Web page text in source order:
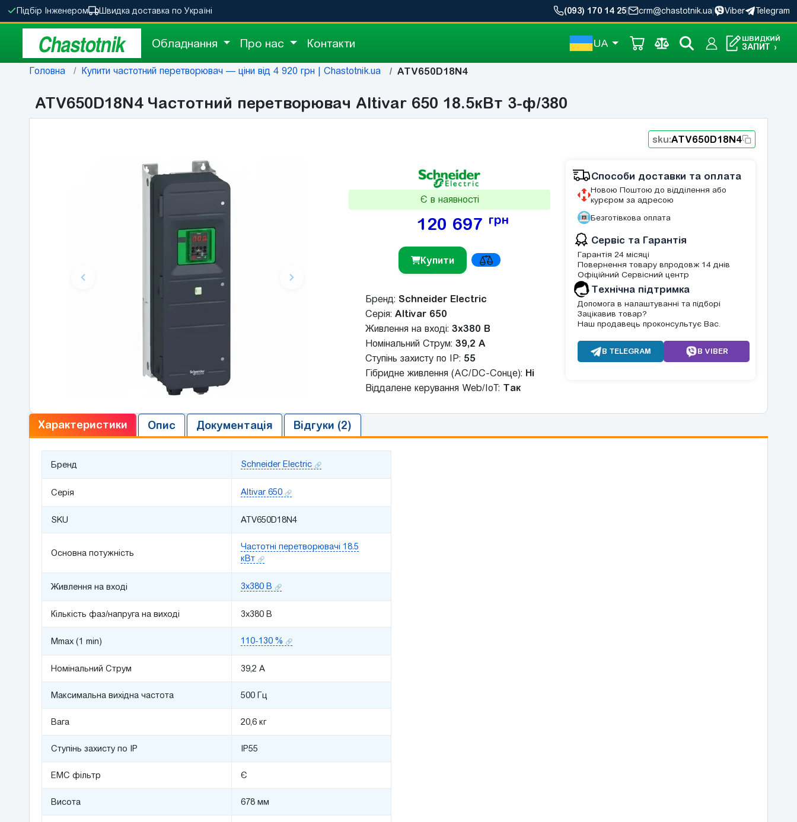
Підбір Інженером Швидка доставка по Україні (093) 170 14 25 crm@chastotnik.ua Viber Telegram
Chastotnik Обладнання Про нас Контакти UA ШВИДКИЙ
ЗАПИТ ›
Головна Купити частотний перетворювач — ціни від 4 920 грн | Chastotnik.ua ATV650D18N4
ATV650D18N4 Частотний перетворювач Altivar 650 18.5кВт 3-ф/380
sku:ATV650D18N4
Є в наявності
120 697 грн
Купити
Бренд: Schneider Electric
Серія: Altivar 650
Живлення на вході: 3x380 В
Номінальний Струм: 39,2 A
Ступінь захисту по IP: 55
Гібридне живлення (AC/DC-Сонце): Ні
Віддалене керування Web/IoT: Так
Способи доставки та оплата
Новою Поштою до відділення або
курєром за адресою
Безготівкова оплата
Сервіс та Гарантія
Гарантія 24 місяці
Повернення товару впродовж 14 днів
Офіційний Сервісний центр
Tехнічна підтримка
Допомога в налаштуванні та підборі
Зацікавив товар?
Наш продавець проконсультує Вас.
В TELEGRAM В VIBER
Характеристики Опис Документація Відгуки (2)
Бренд Schneider Electric
Серія Altivar 650
SKU ATV650D18N4
Основна потужність
Частотні перетворювачі 18.5
кВт
Живлення на вході 3x380 В
Кількість фаз/напруга на виході 3x380 В
Mmax (1 min) 110-130 %
Номінальний Струм 39,2 A
Максимальна вихідна частота 500 Гц
Вага 20,6 кг
Ступінь захисту по IP IP55
ЕМС фільтр Є
Висота 678 мм